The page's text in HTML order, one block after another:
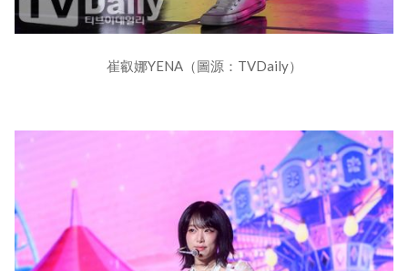
崔叡娜YENA（圖源：TVDaily）